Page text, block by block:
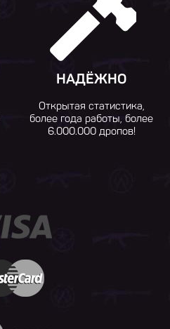
НАДЁЖНО
Открытая статистика,
более года работы, более
6.000.000 дропов!